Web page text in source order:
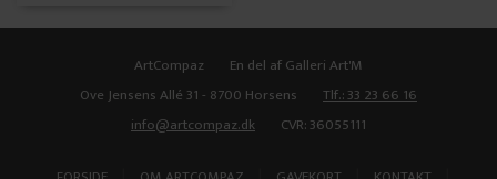
ArtCompaz
En del af Galleri Art'M
Ove Jensens Allé 31 - 8700 Horsens
Tlf.: 33 23 66 16
info@artcompaz.dk
CVR: 36055111